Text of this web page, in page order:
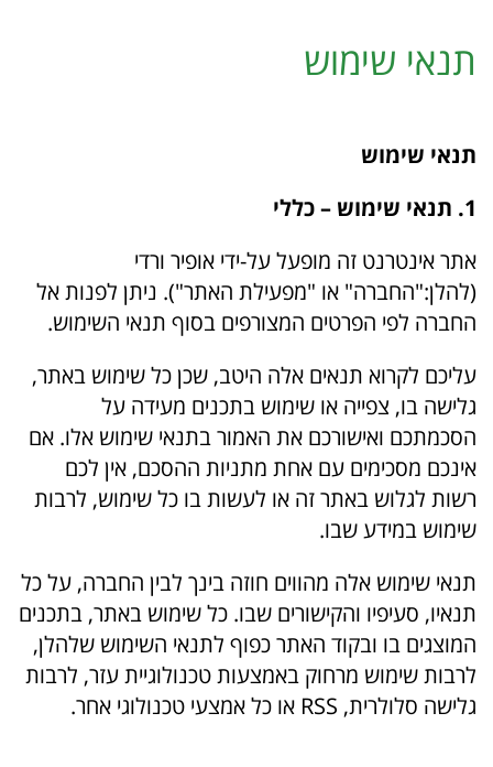
תנאי שימוש
תנאי שימוש
1. תנאי שימוש – כללי
אתר אינטרנט זה מופעל על-ידי אופיר ורדי
(להלן:"החברה" או "מפעילת האתר"). ניתן לפנות אל
החברה לפי הפרטים המצורפים בסוף תנאי השימוש.
עליכם לקרוא תנאים אלה היטב, שכן כל שימוש באתר,
גלישה בו, צפייה או שימוש בתכנים מעידה על
הסכמתכם ואישורכם את האמור בתנאי שימוש אלו. אם
אינכם מסכימים עם אחת מתניות ההסכם, אין לכם
רשות לגלוש באתר זה או לעשות בו כל שימוש, לרבות
שימוש במידע שבו.
תנאי שימוש אלה מהווים חוזה בינך לבין החברה, על כל
תנאיו, סעיפיו והקישורים שבו. כל שימוש באתר, בתכנים
המוצגים בו ובקוד האתר כפוף לתנאי השימוש שלהלן,
לרבות שימוש מרחוק באמצעות טכנולוגיית עזר, לרבות
גלישה סלולרית, RSS או כל אמצעי טכנולוגי אחר.